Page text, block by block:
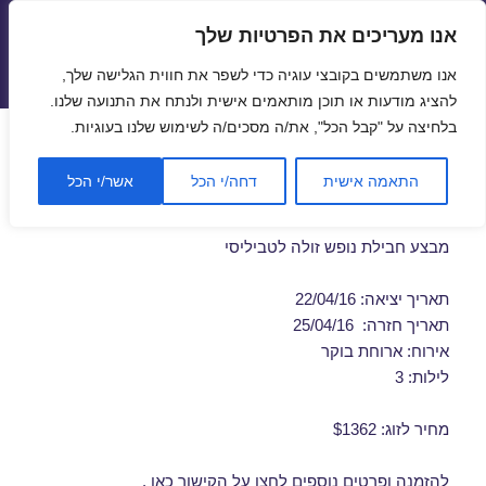
אנו מעריכים את הפרטיות שלך
אנו משתמשים בקובצי עוגיה כדי לשפר את חווית הגלישה שלך,
להציג מודעות או תוכן מותאמים אישית ולנתח את התנועה שלנו.
בלחיצה על "קבל הכל", את/ה מסכים/ה לשימוש שלנו בעוגיות.
התאמה אישית דחה/י הכל אשר/י הכל
תפריטים
ווידג'טים
חבילות נופש לטביליסי בפסח
22/04/2016
מבצע חבילת נופש זולה לטביליסי
תאריך יציאה: 22/04/16
תאריך חזרה: 25/04/16
אירוח: ארוחת בוקר
לילות: 3
מחיר לזוג: $1362
להזמנה ופרטים נוספים לחצו על הקישור כאן .